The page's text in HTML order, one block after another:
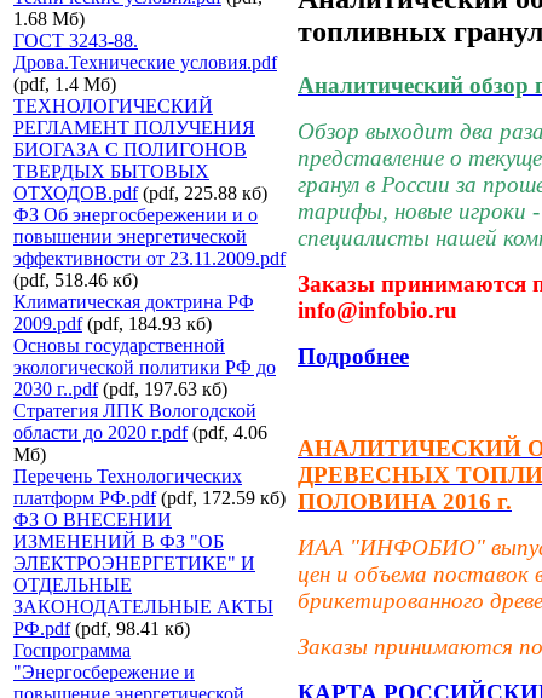
1.68 Мб)
ГОСТ 3243-88.
Дрова.Технические условия.pdf
(pdf, 1.4 Мб)
ТЕХНОЛОГИЧЕСКИЙ
РЕГЛАМЕНТ ПОЛУЧЕНИЯ
БИОГАЗА С ПОЛИГОНОВ
ТВЕРДЫХ БЫТОВЫХ
ОТХОДОВ.pdf(pdf, 225.88 кб)
ФЗ Об энергосбережении и о
повышении энергетической
эффективности от 23.11.2009.pdf
(pdf, 518.46 кб)
Климатическая доктрина РФ
2009.pdf(pdf, 184.93 кб)
Основы государственной
экологической политики РФ до
2030 г..pdf(pdf, 197.63 кб)
Стратегия ЛПК Вологодской
области до 2020 г.pdf(pdf, 4.06
Мб)
Перечень Технологических
платформ РФ.pdf(pdf, 172.59 кб)
ФЗ О ВНЕСЕНИИ
ИЗМЕНЕНИЙ В ФЗ "ОБ
ЭЛЕКТРОЭНЕРГЕТИКЕ" И
ОТДЕЛЬНЫЕ
ЗАКОНОДАТЕЛЬНЫЕ АКТЫ
РФ.pdf(pdf, 98.41 кб)
Госпрограмма
"Энергосбережение и
повышение энергетической
топливных гранул
Аналитический
Обзор выходит два
представление о
гранул в России за
тарифы, новые игроки
специалисты нашей
Заказы принимаются
info@infobio.ru
Подробнее
АНАЛИТИЧЕСКИЙ
ДРЕВЕСНЫХ
ПОЛОВИНА 2016 г.
ИАА "ИНФОБИО"
цен и объема
брикетированного
Заказы принимаются
КАРТА